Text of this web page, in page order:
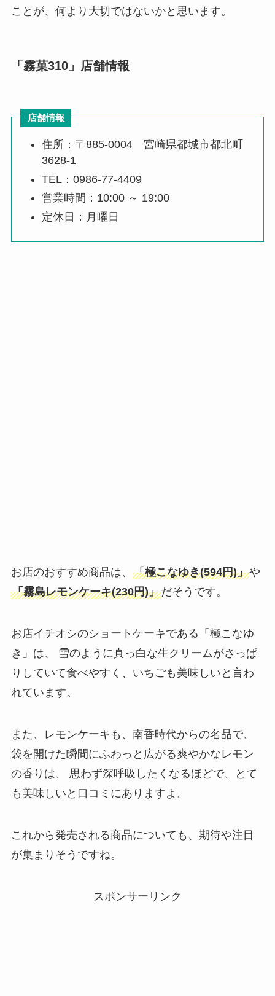
ことが、何より大切ではないかと思います。
「霧菓310」店舗情報
店舗情報
住所：〒885-0004 宮崎県都城市都北町
3628-1
TEL：0986-77-4409
営業時間：10:00 ～ 19:00
定休日：月曜日
お店のおすすめ商品は、 「極こなゆき(594円)」や
「霧島レモンケーキ(230円)」だそうです。
お店イチオシのショートケーキである「極こなゆ
き」は、 雪のように真っ白な生クリームがさっぱ
りしていて食べやすく、いちごも美味しいと言わ
れています。
また、レモンケーキも、南香時代からの名品で、
袋を開けた瞬間にふわっと広がる爽やかなレモン
の香りは、 思わず深呼吸したくなるほどで、とて
も美味しいと口コミにありますよ。
これから発売される商品についても、期待や注目
が集まりそうですね。
スポンサーリンク